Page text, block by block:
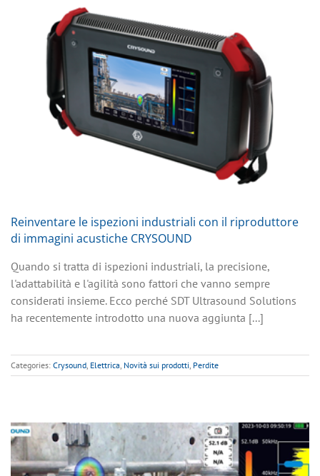
Reinventare le ispezioni industriali con il riproduttore
di immagini acustiche CRYSOUND
Quando si tratta di ispezioni industriali, la precisione,
l'adattabilità e l'agilità sono fattori che vanno sempre
considerati insieme. Ecco perché SDT Ultrasound Solutions
ha recentemente introdotto una nuova aggiunta [...]
Categories: Crysound, Elettrica, Novità sui prodotti, Perdite